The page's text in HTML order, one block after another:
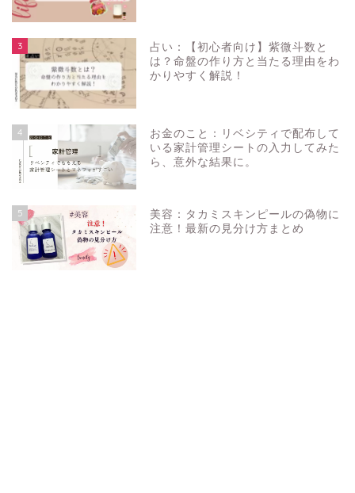
3
占い：【初心者向け】紫微斗数と
は？命盤の作り方と当たる理由をわ
かりやすく解説！
4
お金のこと：リベシティで配布して
いる家計管理シートの入力してみた
ら、意外な結果に。
5
美容：タカミスキンピールの偽物に
注意！最新の見分け方まとめ